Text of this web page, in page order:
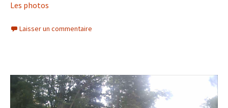
Les photos
Laisser un commentaire